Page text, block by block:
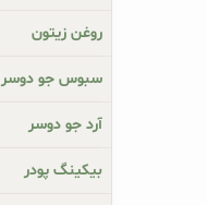
روغن زیتون
سبوس جو دوسر
آرد جو دوسر
بیکینگ پودر